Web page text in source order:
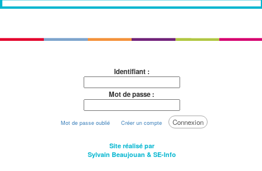
Identifiant :
Mot de passe :
Mot de passe oublié Créer un compte Connexion
Site réalisé par
Sylvain Beaujouan & SE-Info